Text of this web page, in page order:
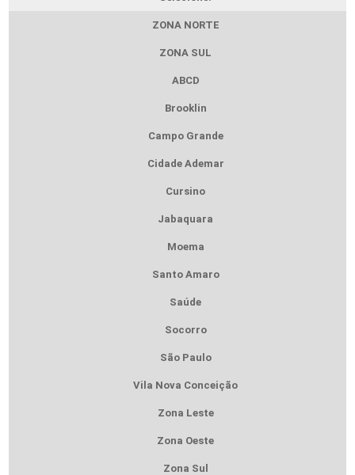
ZONA NORTE
ZONA SUL
ABCD
Brooklin
Campo Grande
Cidade Ademar
Cursino
Jabaquara
Moema
Santo Amaro
Saúde
Socorro
São Paulo
Vila Nova Conceição
Zona Leste
Zona Oeste
Zona Sul